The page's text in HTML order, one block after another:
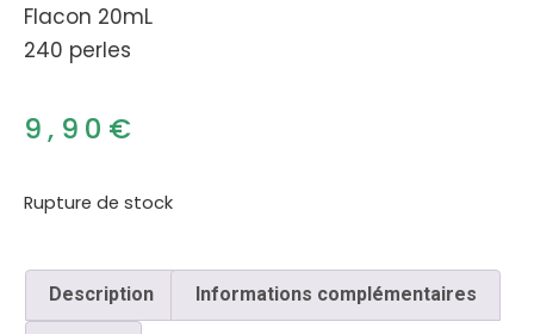
Flacon 20mL
240 perles
9,90 €
Rupture de stock
Description Informations complémentaires